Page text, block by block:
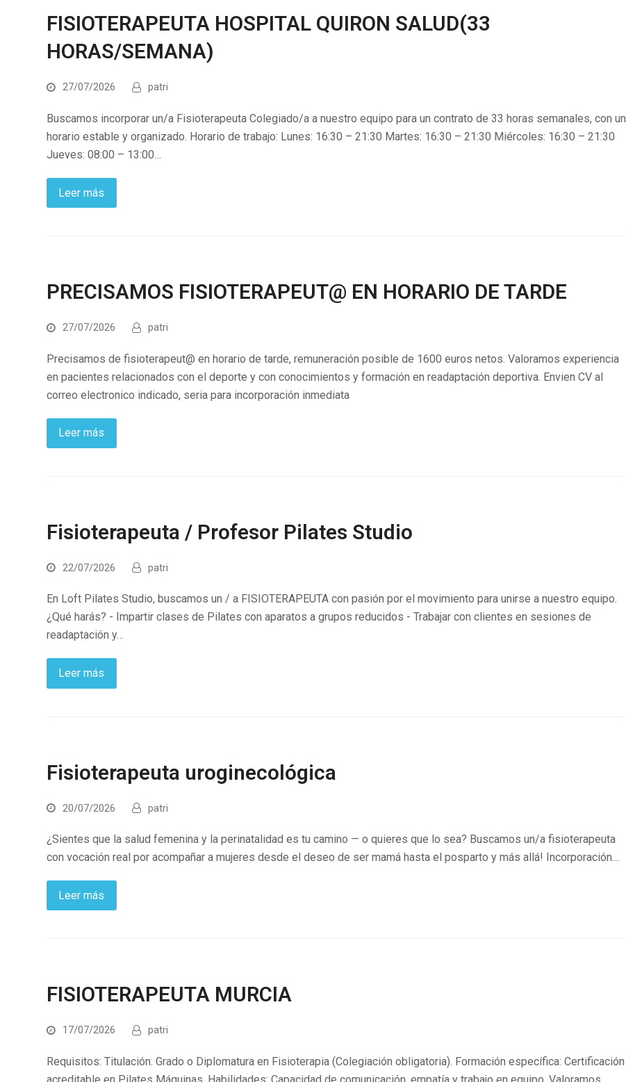
FISIOTERAPEUTA HOSPITAL QUIRON SALUD(33
HORAS/SEMANA)
27/07/2026 patri
Buscamos incorporar un/a Fisioterapeuta Colegiado/a a nuestro equipo para un contrato de 33 horas semanales, con un
horario estable y organizado. Horario de trabajo: Lunes: 16:30 – 21:30 Martes: 16:30 – 21:30 Miércoles: 16:30 – 21:30
Jueves: 08:00 – 13:00…
Leer más
PRECISAMOS FISIOTERAPEUT@ EN HORARIO DE TARDE
27/07/2026 patri
Precisamos de fisioterapeut@ en horario de tarde, remuneración posible de 1600 euros netos. Valoramos experiencia
en pacientes relacionados con el deporte y con conocimientos y formación en readaptación deportiva. Envien CV al
correo electronico indicado, seria para incorporación inmediata
Leer más
Fisioterapeuta / Profesor Pilates Studio
22/07/2026 patri
En Loft Pilates Studio, buscamos un / a FISIOTERAPEUTA con pasión por el movimiento para unirse a nuestro equipo.
¿Qué harás? - Impartir clases de Pilates con aparatos a grupos reducidos - Trabajar con clientes en sesiones de
readaptación y…
Leer más
Fisioterapeuta uroginecológica
20/07/2026 patri
¿Sientes que la salud femenina y la perinatalidad es tu camino — o quieres que lo sea? Buscamos un/a fisioterapeuta
con vocación real por acompañar a mujeres desde el deseo de ser mamá hasta el posparto y más allá! Incorporación…
Leer más
FISIOTERAPEUTA MURCIA
17/07/2026 patri
Requisitos: Titulación: Grado o Diplomatura en Fisioterapia (Colegiación obligatoria). Formación específica: Certificación
acreditable en Pilates Máquinas. Habilidades: Capacidad de comunicación, empatía y trabajo en equipo. Valoramos